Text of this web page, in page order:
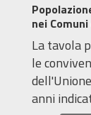
nei
La tavola
le
anni